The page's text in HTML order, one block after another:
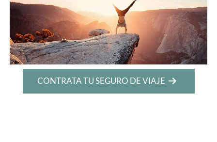
CONTRATA TU SEGURO DE VIAJE